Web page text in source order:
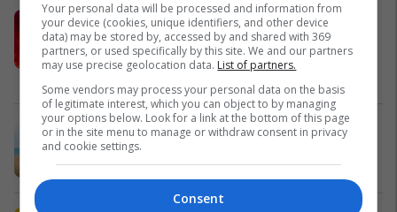
Si Bernardo Silva mund ta dëshmojë
vetën si pasuesi i Luka Modricit te
Real Madridi?
A po don me rrnu n’deti? Kursimet
mund t’ju sjellin një banesë
Banka Ekonomike
Your personal data will be processed and information from
your device (cookies, unique identifiers, and other device
data) may be stored by, accessed by and shared with 369
partners, or used specifically by this site. We and our partners
may use precise geolocation data. List of partners.
Some vendors may process your personal data on the basis
of legitimate interest, which you can object to by managing
your options below. Look for a link at the bottom of this page
or in the site menu to manage or withdraw consent in privacy
and cookie settings.
Consent